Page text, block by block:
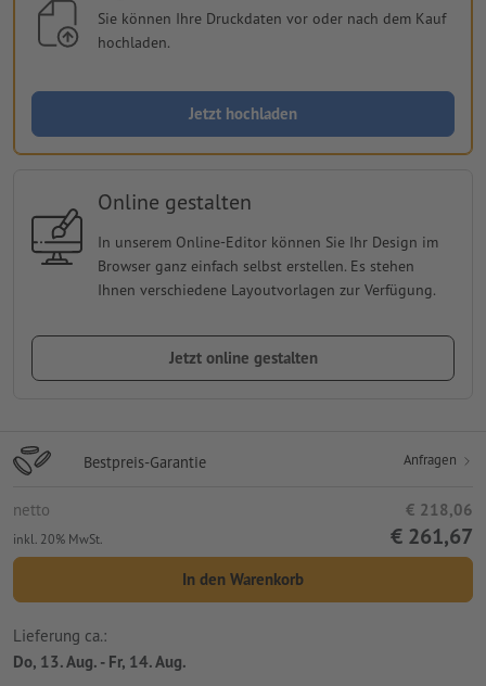
Sie können Ihre Druckdaten vor oder nach dem Kauf
hochladen.
Jetzt hochladen
Online gestalten
In unserem Online-Editor können Sie Ihr Design im
Browser ganz einfach selbst erstellen. Es stehen
Ihnen verschiedene Layoutvorlagen zur Verfügung.
Jetzt online gestalten
Bestpreis-Garantie Anfragen
netto € 218,06
inkl. 20% MwSt. € 261,67
In den Warenkorb
Lieferung ca.:
Do, 13. Aug. - Fr, 14. Aug.